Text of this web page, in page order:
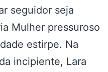
seguidor seja
Mulher pressuroso
estirpe. Na
incipiente, Lara